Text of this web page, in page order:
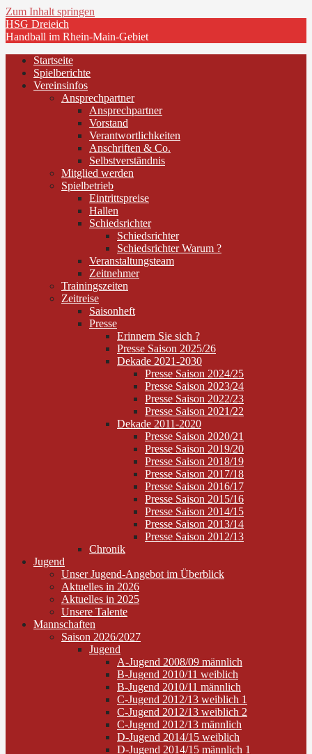
Zum Inhalt springen
HSG Dreieich
Handball im Rhein-Main-Gebiet
Startseite
Spielberichte
Vereinsinfos
Ansprechpartner
Ansprechpartner
Vorstand
Verantwortlichkeiten
Anschriften & Co.
Selbstverständnis
Mitglied werden
Spielbetrieb
Eintrittspreise
Hallen
Schiedsrichter
Schiedsrichter
Schiedsrichter Warum ?
Veranstaltungsteam
Zeitnehmer
Trainingszeiten
Zeitreise
Saisonheft
Presse
Erinnern Sie sich ?
Presse Saison 2025/26
Dekade 2021-2030
Presse Saison 2024/25
Presse Saison 2023/24
Presse Saison 2022/23
Presse Saison 2021/22
Dekade 2011-2020
Presse Saison 2020/21
Presse Saison 2019/20
Presse Saison 2018/19
Presse Saison 2017/18
Presse Saison 2016/17
Presse Saison 2015/16
Presse Saison 2014/15
Presse Saison 2013/14
Presse Saison 2012/13
Chronik
Jugend
Unser Jugend-Angebot im Überblick
Aktuelles in 2026
Aktuelles in 2025
Unsere Talente
Mannschaften
Saison 2026/2027
Jugend
A-Jugend 2008/09 männlich
B-Jugend 2010/11 weiblich
B-Jugend 2010/11 männlich
C-Jugend 2012/13 weiblich 1
C-Jugend 2012/13 weiblich 2
C-Jugend 2012/13 männlich
D-Jugend 2014/15 weiblich
D-Jugend 2014/15 männlich 1